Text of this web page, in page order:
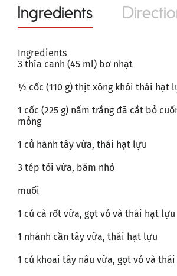
Ingredients
Ingredients
3 thìa canh (45 ml) bơ nhạt
½ cốc (110 g) thịt xông khói thái hạt
1 cốc (225 g) nấm trắng đã cắt bỏ
mỏng
1 củ hành tây vừa, thái hạt lựu
3 tép tỏi vừa, băm nhỏ
muối
1 củ cà rốt vừa, gọt vỏ và thái hạt lựu
1 nhánh cần tây vừa, thái hạt lựu
1 củ khoai tây nâu vừa, gọt vỏ và